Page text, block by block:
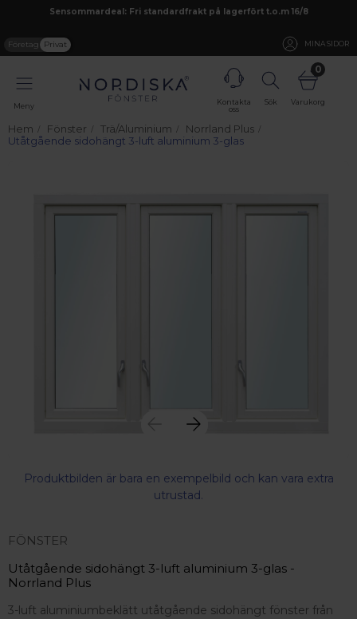
Sensommardeal: Fri standardfrakt på lagerfört t.o.m 16/8
Företag Privat MINA SIDOR
Meny
Kontakta
oss
Sök
0
Varukorg
Hem Fönster Trä/Aluminium
Norrland Plus
Utåtgående sidohängt 3-luft aluminium 3-glas
Produktbilden är bara en exempelbild och kan vara extra
utrustad.
FÖNSTER
Utåtgående sidohängt 3-luft aluminium 3-glas -
Norrland Plus
3-luft aluminiumbeklätt utåtgående sidohängt fönster från